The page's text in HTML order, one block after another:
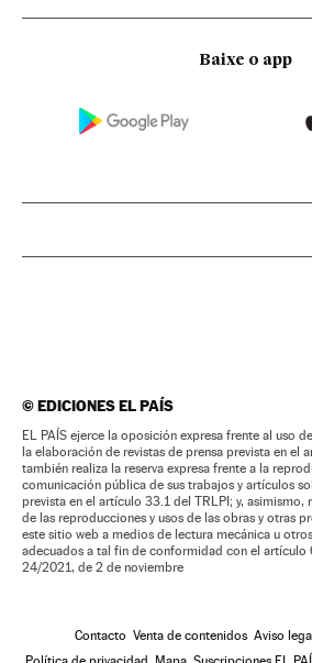
Baixe o app
©EDICIONES EL PAÍS
EL PAÍS ejerce la oposición expresa frente al uso
la elaboración de revistas de prensa prevista en el
también realiza la reserva expresa frente a la
comunicación pública de sus trabajos y artículos
prevista en el artículo 33.1 del TRLPI; y, asimismo,
de las reproducciones y usos de las obras y otras
este sitio web a medios de lectura mecánica u
adecuados a tal fin de conformidad con el artículo
24/2021, de 2 de noviembre
Contacto Venta de contenidos Aviso